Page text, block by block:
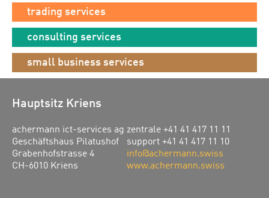
trading services
consulting services
small business services
Hauptsitz Kriens
achermann ict-services ag
Geschäftshaus Pilatushof
Grabenhofstrasse 4
CH-6010 Kriens
zentrale +41 41 417 11 11
support +41 41 417 11 10
info@achermann.swiss
www.achermann.swiss